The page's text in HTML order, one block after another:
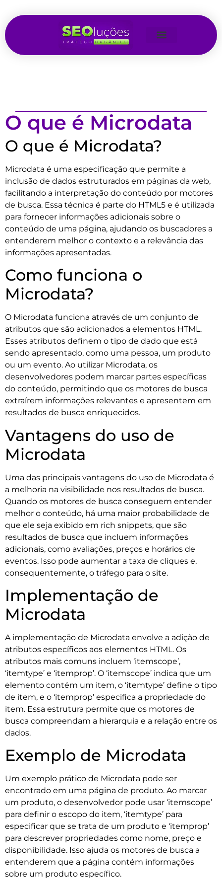
O que é Microdata
O que é Microdata?
Microdata é uma especificação que permite a
inclusão de dados estruturados em páginas da web,
facilitando a interpretação do conteúdo por motores
de busca. Essa técnica é parte do HTML5 e é utilizada
para fornecer informações adicionais sobre o
conteúdo de uma página, ajudando os buscadores a
entenderem melhor o contexto e a relevância das
informações apresentadas.
Como funciona o
Microdata?
O Microdata funciona através de um conjunto de
atributos que são adicionados a elementos HTML.
Esses atributos definem o tipo de dado que está
sendo apresentado, como uma pessoa, um produto
ou um evento. Ao utilizar Microdata, os
desenvolvedores podem marcar partes específicas
do conteúdo, permitindo que os motores de busca
extraírem informações relevantes e apresentem em
resultados de busca enriquecidos.
Vantagens do uso de
Microdata
Uma das principais vantagens do uso de Microdata é
a melhoria na visibilidade nos resultados de busca.
Quando os motores de busca conseguem entender
melhor o conteúdo, há uma maior probabilidade de
que ele seja exibido em rich snippets, que são
resultados de busca que incluem informações
adicionais, como avaliações, preços e horários de
eventos. Isso pode aumentar a taxa de cliques e,
consequentemente, o tráfego para o site.
Implementação de
Microdata
A implementação de Microdata envolve a adição de
atributos específicos aos elementos HTML. Os
atributos mais comuns incluem ‘itemscope’,
‘itemtype’ e ‘itemprop’. O ‘itemscope’ indica que um
elemento contém um item, o ‘itemtype’ define o tipo
de item, e o ‘itemprop’ especifica a propriedade do
item. Essa estrutura permite que os motores de
busca compreendam a hierarquia e a relação entre os
dados.
Exemplo de Microdata
Um exemplo prático de Microdata pode ser
encontrado em uma página de produto. Ao marcar
um produto, o desenvolvedor pode usar ‘itemscope’
para definir o escopo do item, ‘itemtype’ para
especificar que se trata de um produto e ‘itemprop’
para descrever propriedades como nome, preço e
disponibilidade. Isso ajuda os motores de busca a
entenderem que a página contém informações
sobre um produto específico.